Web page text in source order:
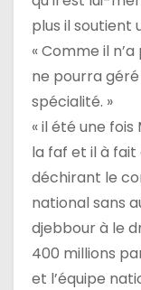
plus il soutient
« Comme il
ne pourra géré
spécialité. »
« il été une fois
la faf et il à
déchirant le
national sans
djebbour à le
400 millions
et l’équipe